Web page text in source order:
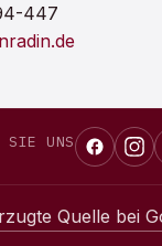
447
SIE UNS
Quelle bei